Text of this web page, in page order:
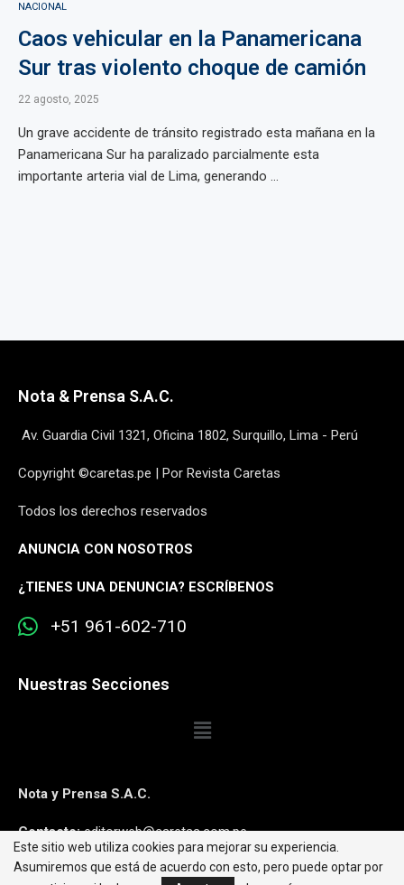
NACIONAL
Caos vehicular en la Panamericana
Sur tras violento choque de camión
22 agosto, 2025
Un grave accidente de tránsito registrado esta mañana en la
Panamericana Sur ha paralizado parcialmente esta
importante arteria vial de Lima, generando ...
Nota & Prensa S.A.C.
Av. Guardia Civil 1321, Oficina 1802, Surquillo, Lima - Perú
Copyright ©caretas.pe | Por Revista Caretas
Todos los derechos reservados
ANUNCIA CON NOSOTROS
¿TIENES UNA DENUNCIA? ESCRÍBENOS
+51 961-602-710
Nuestras Secciones
Nota y Prensa S.A.C.
Contacto:editorweb@caretas.com.pe
Síguenos:
Este sitio web utiliza cookies para mejorar su experiencia.
Asumiremos que está de acuerdo con esto, pero puede optar por